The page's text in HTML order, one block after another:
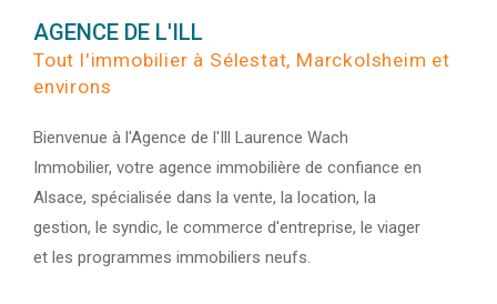
AGENCE DE L'ILL
Tout l'immobilier à Sélestat, Marckolsheim et
environs
Bienvenue à l'Agence de l'Ill Laurence Wach
Immobilier, votre agence immobilière de confiance en
Alsace, spécialisée dans la vente, la location, la
gestion, le syndic, le commerce d'entreprise, le viager
et les programmes immobiliers neufs.